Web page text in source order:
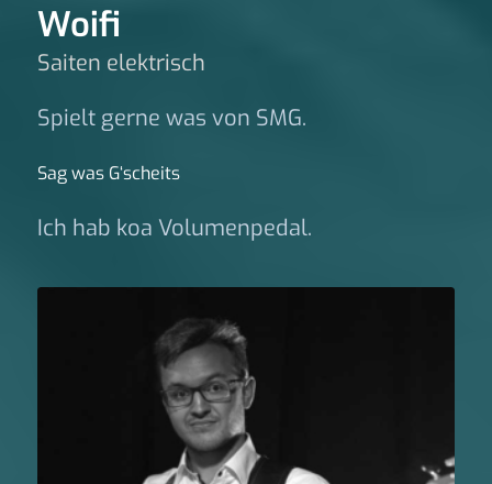
Woifi
Saiten elektrisch
Spielt gerne was von SMG.
Sag was G‘scheits
Ich hab koa Volumenpedal.